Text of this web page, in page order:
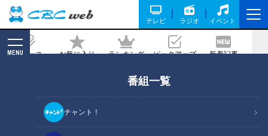
テレビ ラジオ イベント
ニュース お気に入り ランキング ピックアップ 新着記事
MENU
番組一覧
チャント！
を巡る旅⑨【道との遭遇】
2025/02/14 12:00